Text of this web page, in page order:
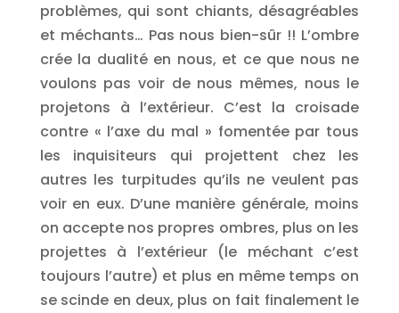
problèmes, qui sont chiants, désagréables
et méchants… Pas nous bien-sûr !! L’ombre
crée la dualité en nous, et ce que nous ne
voulons pas voir de nous mêmes, nous le
projetons à l’extérieur. C’est la croisade
contre « l’axe du mal » fomentée par tous
les inquisiteurs qui projettent chez les
autres les turpitudes qu’ils ne veulent pas
voir en eux. D’une manière générale, moins
on accepte nos propres ombres, plus on les
projettes à l’extérieur (le méchant c’est
toujours l’autre) et plus en même temps on
se scinde en deux, plus on fait finalement le